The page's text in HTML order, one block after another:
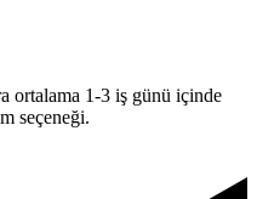
ortalama 1-3 iş günü içinde
seçeneği.